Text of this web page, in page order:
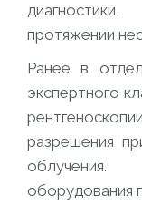
протяжении
Ранее в
экспертного
разрешения
облучения.
оборудования